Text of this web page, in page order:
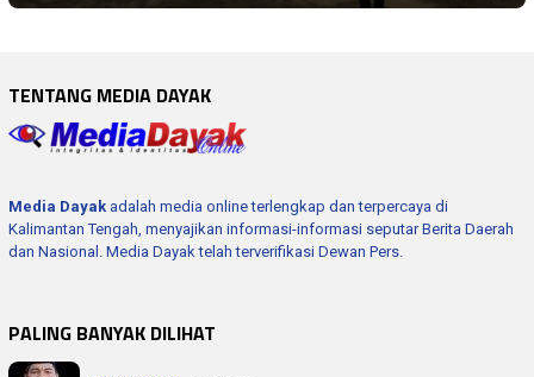
TENTANG MEDIA DAYAK
Media Dayak adalah media online terlengkap dan terpercaya di
Kalimantan Tengah, menyajikan informasi-informasi seputar Berita Daerah
dan Nasional. Media Dayak telah terverifikasi Dewan Pers.
PALING BANYAK DILIHAT